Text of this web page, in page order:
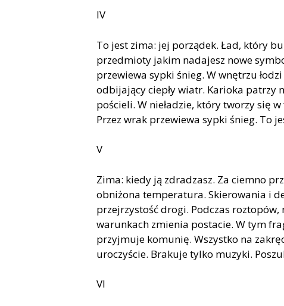
IV
To jest zima: jej porządek. Ład, który
przedmioty jakim nadajesz nowe
przewiewa sypki śnieg. W wnętrzu
odbijający ciepły wiatr. Karioka patrzy
pościeli. W nieładzie, który tworzy się
Przez wrak przewiewa sypki śnieg. To
V
Zima: kiedy ją zdradzasz. Za ciemno
obniżona temperatura. Skierowania i
przejrzystość drogi. Podczas
warunkach zmienia postacie. W tym
przyjmuje komunię. Wszystko na
uroczyście. Brakuje tylko muzyki.
VI